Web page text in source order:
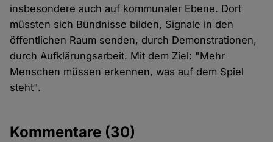
insbesondere auch auf kommunaler Ebene. Dort
müssten sich Bündnisse bilden, Signale in den
öffentlichen Raum senden, durch Demonstrationen,
durch Aufklärungsarbeit. Mit dem Ziel: "Mehr
Menschen müssen erkennen, was auf dem Spiel
steht".
Kommentare (30)